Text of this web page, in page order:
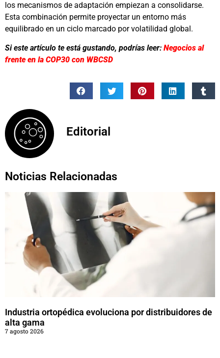
los mecanismos de adaptación empiezan a consolidarse.
Esta combinación permite proyectar un entorno más
equilibrado en un ciclo marcado por volatilidad global.
Si este artículo te está gustando, podrías leer: Negocios al
frente en la COP30 con WBCSD
Editorial
Noticias Relacionadas
Industria ortopédica evoluciona por distribuidores de
alta gama
7 agosto 2026